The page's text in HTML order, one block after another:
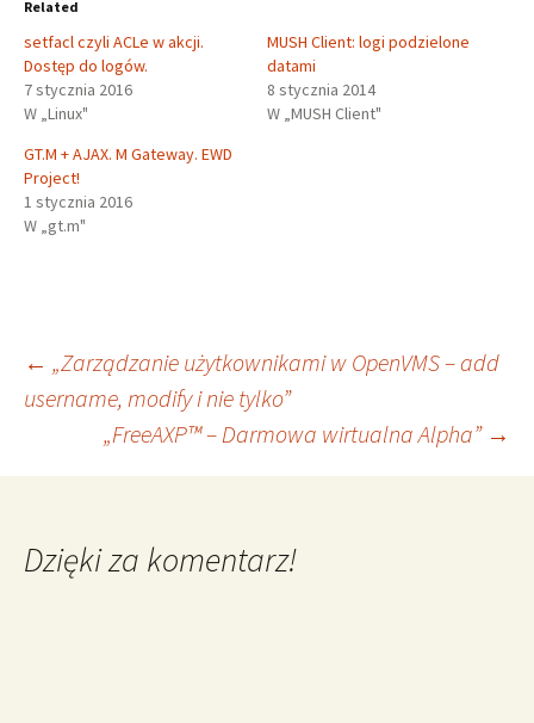
Related
setfacl czyli ACLe w akcji.
Dostęp do logów.
7 stycznia 2016
W „Linux"
MUSH Client: logi podzielone
datami
8 stycznia 2014
W „MUSH Client"
GT.M + AJAX. M Gateway. EWD
Project!
1 stycznia 2016
W „gt.m"
Nawigacja
wpisu
← „Zarządzanie użytkownikami w OpenVMS – add
username, modify i nie tylko”
„FreeAXP™ – Darmowa wirtualna Alpha” →
Dzięki za komentarz!